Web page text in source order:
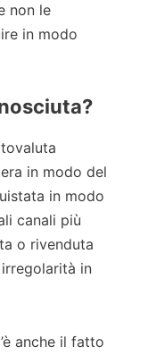
non le
in modo
in modo del
in modo
canali più
o rivenduta
in
anche il fatto